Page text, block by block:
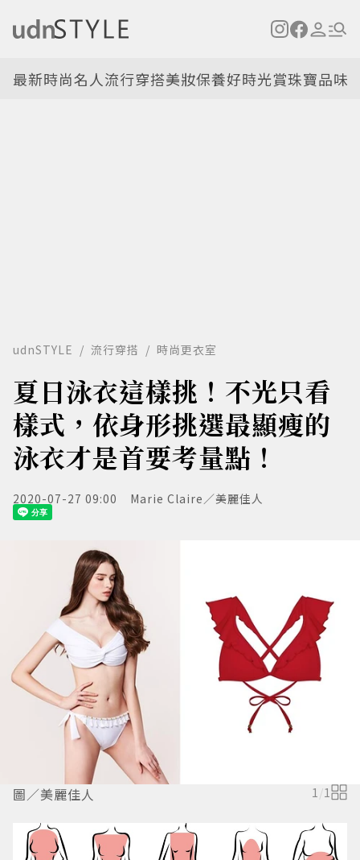
最新時尚名人流行穿搭美妝保養好時光賞珠寶品味
udnSTYLE 流行穿搭 時尚更衣室
夏日泳衣這樣挑！不光只看
樣式，依身形挑選最顯瘦的
泳衣才是首要考量點！
2020-07-27 09:00 Marie Claire／美麗佳人
圖／美麗佳人 1 /1